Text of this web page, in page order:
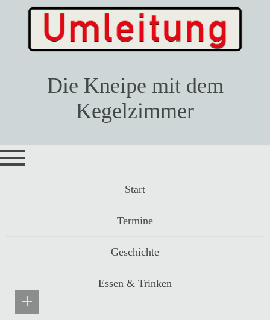
Die Kneipe mit dem
Kegelzimmer
Start
Termine
Geschichte
Essen & Trinken
+